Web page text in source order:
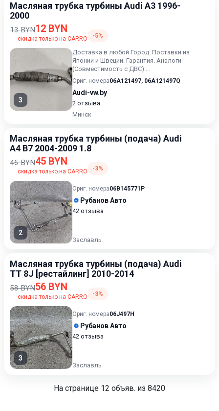
Масляная трубка турбины Audi A3 1996-
2000
13 BYN12 BYN
скидка только на CARRO -5%
3
Доставка в любой Город. Поставки из
Японии и Швеции. Гарантия. Аналоги
(Совместимость с ДВС):
06A121497,06A121497Q, AGU. 1.8 Турбо
бензин. 1...
Ориг. номера06A121497, 06A121497Q
Audi-vw.by
2 отзыва
Минск
Масляная трубка турбины (подача) Audi
A4 B7 2004-2009 1.8
46 BYN45 BYN
скидка только на CARRO -3%
2
Ориг. номера06B145771P
Рубанов Авто
42 отзыва
Заславль
Масляная трубка турбины (подача) Audi
TT 8J [рестайлинг] 2010-2014
58 BYN56 BYN
скидка только на CARRO -3%
3
Ориг. номера06J497H
Рубанов Авто
42 отзыва
Заславль
На странице 12 объяв. из 8420